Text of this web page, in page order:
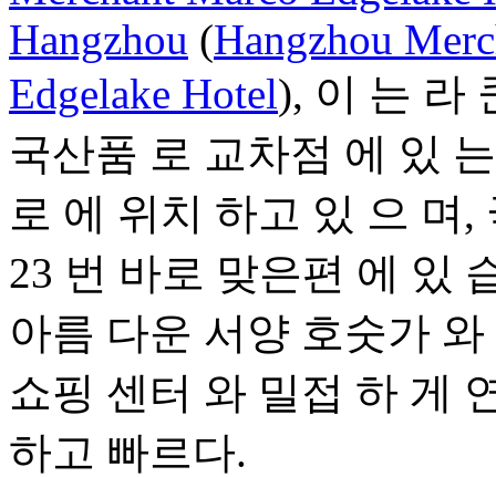
Hangzhou (Hangzhou
Edgelake Hotel), 이 는 라
국산품 로 교차점 에 있
로 에 위치 하고 있 으 며,
23 번 바로 맞은편 에 있
아름 다운 서양 호숫가
쇼핑 센터 와 밀접 하 게
하고 빠르다.